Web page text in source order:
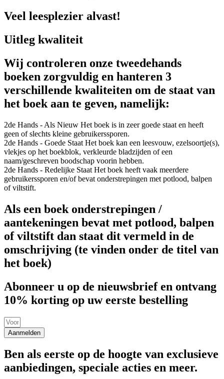
Veel leesplezier alvast!
Uitleg kwaliteit
Wij controleren onze tweedehands
boeken zorgvuldig en hanteren 3
verschillende kwaliteiten om de staat van
het boek aan te geven, namelijk:
2de Hands - Als Nieuw Het boek is in zeer goede staat en heeft
geen of slechts kleine gebruikerssporen.
2de Hands - Goede Staat Het boek kan een leesvouw, ezelsoortje(s),
vlekjes op het boekblok, verkleurde bladzijden of een
naam/geschreven boodschap voorin hebben.
2de Hands - Redelijke Staat Het boek heeft vaak meerdere
gebruikerssporen en/of bevat onderstrepingen met potlood, balpen
of viltstift.
Als een boek onderstrepingen /
aantekeningen bevat met potlood, balpen
of viltstift dan staat dit vermeld in de
omschrijving (te vinden onder de titel van
het boek)
Abonneer u op de nieuwsbrief en ontvang
10% korting op uw eerste bestelling
Aanmelden
Ben als eerste op de hoogte van exclusieve
aanbiedingen, speciale acties en meer.